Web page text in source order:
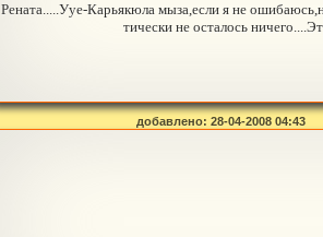
Рената.....Ууе-Карьякюла мыза,если я не
тически не осталось
добавлено: 28-04-2008 04:43